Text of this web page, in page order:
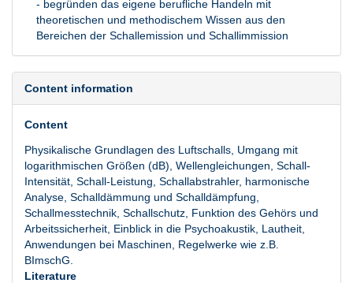
- begründen das eigene berufliche Handeln mit
theoretischen und methodischem Wissen aus den
Bereichen der Schallemission und Schallimmission
Content information
Content
Physikalische Grundlagen des Luftschalls, Umgang mit
logarithmischen Größen (dB), Wellengleichungen, Schall-
Intensität, Schall-Leistung, Schallabstrahler, harmonische
Analyse, Schalldämmung und Schalldämpfung,
Schallmesstechnik, Schallschutz, Funktion des Gehörs und
Arbeitssicherheit, Einblick in die Psychoakustik, Lautheit,
Anwendungen bei Maschinen, Regelwerke wie z.B.
BImschG.
Literature